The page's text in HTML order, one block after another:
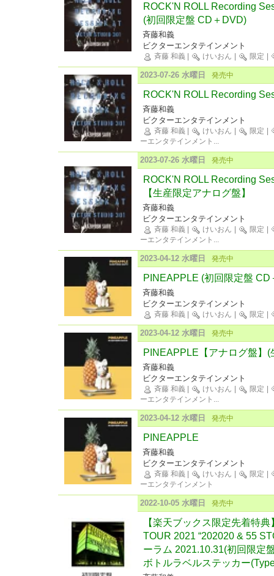
ROCK'N ROLL Recording
(初回限定盤 CD＋DVD)
斉藤和義
ビクターエンタテインメント
斉藤 和義 けいおん 限定
2023-07-26 水曜日 発売中
ROCK'N ROLL Recording
斉藤和義
ビクターエンタテインメント
斉藤 和義 けいおん 限定
ーエンタテインメント ...
2023-07-26 水曜日 発売中
ROCK'N ROLL Recording
【生産限定アナログ盤】
斉藤和義
ビクターエンタテインメント
斉藤 和義 けいおん 限定
ーエンタテインメント ...
2023-04-12 水曜日 発売中
PINEAPPLE (初回限定盤 CD
斉藤和義
ビクターエンタテインメント
斉藤 和義 けいおん 限定
2023-04-12 水曜日 発売中
PINEAPPLE【アナログ盤】(
斉藤和義
ビクターエンタテインメント
斉藤 和義 けいおん 限定
ーエンタテインメント ...
2023-04-12 水曜日 発売中
PINEAPPLE
斉藤和義
ビクターエンタテインメント
斉藤 和義 けいおん 限定
ーエンタテインメント
2022-10-05 水曜日 発売中
【楽天ブックス限定先着特
TOUR 2021 “202020 & 55
ーラム 2021.10.31(初回限定
ボトルラベルステッカー